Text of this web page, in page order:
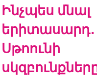
Ինչպես մնալ
երիտասարդ․
Սթոունի